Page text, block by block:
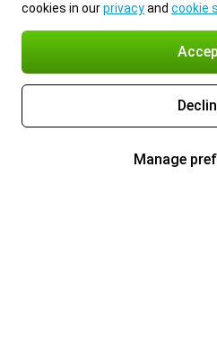
cookies in ourprivacyand cookie
Manage